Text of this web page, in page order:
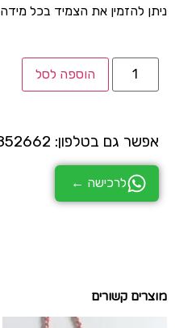
ניתן להזמין את הצמיד בכל
הוספה לסל
אפשר גם בטלפון: 052-3852662
לרכישה ←
מוצרים קשורים